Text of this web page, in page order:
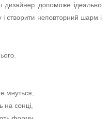
дизайнер допоможе ідеально
і створити неповторний шарм і
мнуться,
на сонці,